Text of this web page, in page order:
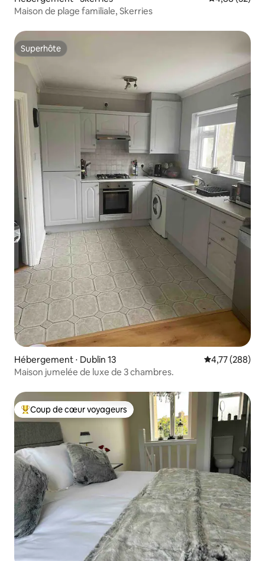
Maison de plage familiale, Skerries
Superhôte
Superhôte
Hébergement ⋅ Dublin 13 Évaluation
4,77 (288)
Maison jumelée de luxe de 3 chambres.
Coups de cœur voyageurs les plus appréciés
Coup de cœur voyageurs